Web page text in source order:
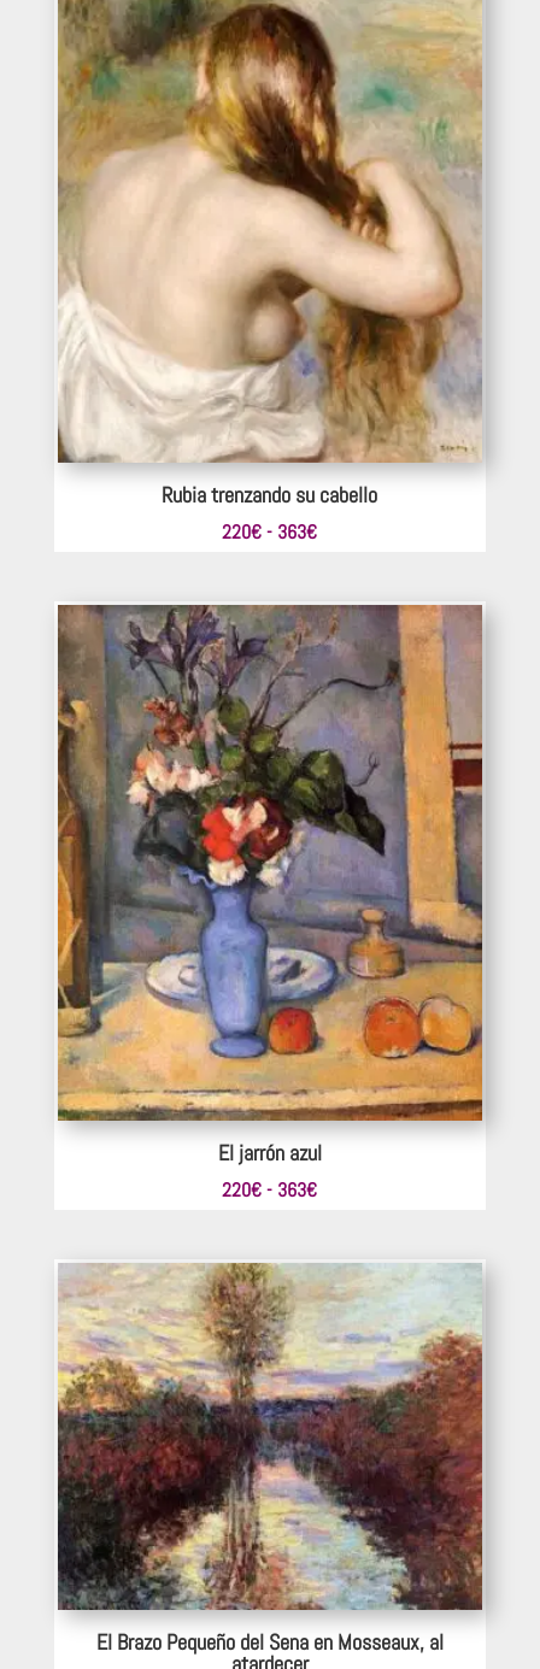
hasta
363€
Rubia trenzando su cabello
220€ - 363€Rango
desde
220€
hasta
363€
El jarrón azul
220€ - 363€Rango
desde
220€
hasta
363€
El Brazo Pequeño del Sena en Mosseaux, al
atardecer